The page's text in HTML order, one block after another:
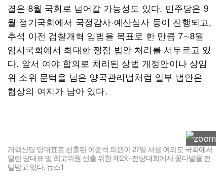
결은 8월 국회로 넘어갈 가능성도 있다. 민주당은 9
월 정기국회에서 국정감사·예산심사 등이 진행되고,
추석 이전 검찰개혁 입법을 목표로 한 만큼 7∼8월
임시국회에서 최대한 쟁점 법안 처리를 서두르고 있
다. 앞서 여야 합의로 처리된 상법 개정안이나 상임
위 소위 문턱을 넘은 양곡관리법처럼 일부 법안은
협상의 여지가 남아 있다.
개혁신당 당대표로 선출된 이준석 의원이 27일 서울 여의도 국회에서
열린 당대표 및 최고위원 선출 위한 제2차 전당대회에서 꽃다발을 전
달받고 있다. 뉴스1